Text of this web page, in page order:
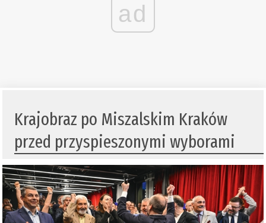
ad
Krajobraz po Miszalskim Kraków
przed przyspieszonymi wyborami